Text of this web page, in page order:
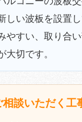
しい波板を設置
やすい、取り合
切です。
談いただく工